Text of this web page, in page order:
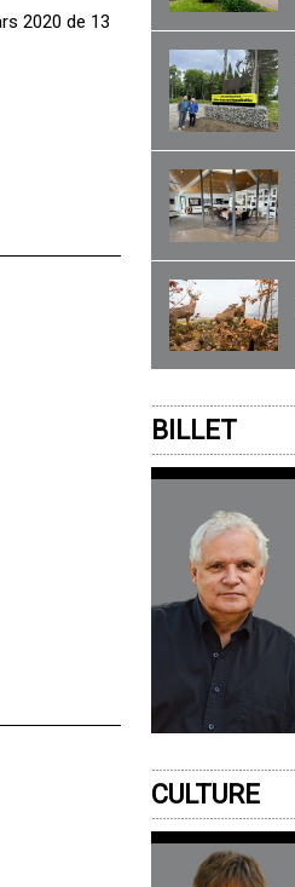
2020 de 13
BILLET
CULTURE